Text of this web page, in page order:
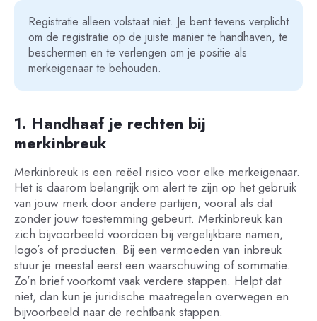
Registratie alleen volstaat niet. Je bent tevens verplicht
om de registratie op de juiste manier te handhaven, te
beschermen en te verlengen om je positie als
merkeigenaar te behouden.
1. Handhaaf je rechten bij
merkinbreuk
Merkinbreuk is een reëel risico voor elke merkeigenaar.
Het is daarom belangrijk om alert te zijn op het gebruik
van jouw merk door andere partijen, vooral als dat
zonder jouw toestemming gebeurt. Merkinbreuk kan
zich bijvoorbeeld voordoen bij vergelijkbare namen,
logo’s of producten. Bij een vermoeden van inbreuk
stuur je meestal eerst een waarschuwing of sommatie.
Zo’n brief voorkomt vaak verdere stappen. Helpt dat
niet, dan kun je juridische maatregelen overwegen en
bijvoorbeeld naar de rechtbank stappen.